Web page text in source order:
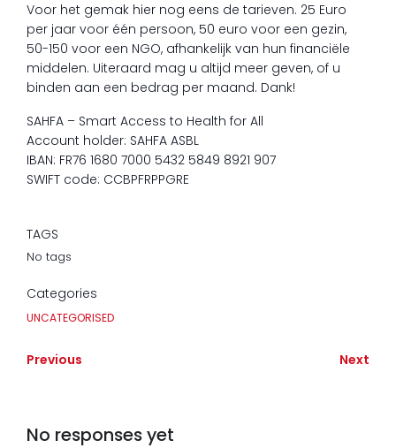
Voor het gemak hier nog eens de tarieven. 25 Euro
per jaar voor één persoon, 50 euro voor een gezin,
50-150 voor een NGO, afhankelijk van hun financiële
middelen. Uiteraard mag u altijd meer geven, of u
binden aan een bedrag per maand. Dank!
SAHFA – Smart Access to Health for All
Account holder: SAHFA ASBL
IBAN: FR76 1680 7000 5432 5849 8921 907
SWIFT code: CCBPFRPPGRE
TAGS
No tags
Categories
UNCATEGORISED
Previous Next
No responses yet